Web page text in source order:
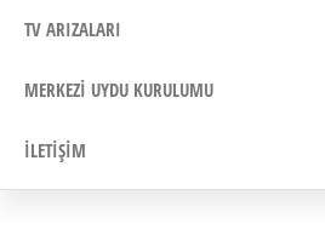
TV ARIZALARI
MERKEZI UYDU KURULUMU
İLETIŞIM